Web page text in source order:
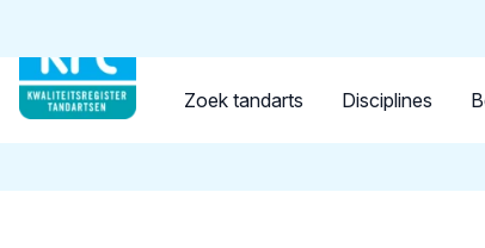
Zoek tandarts Disciplines
Terug naar overzicht